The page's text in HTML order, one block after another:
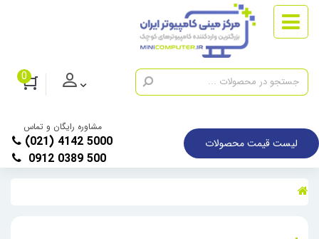
0
لیست قیمت محصولات
مشاوره رایگان و تماس
(021) 4142 5000
0912 0389 500